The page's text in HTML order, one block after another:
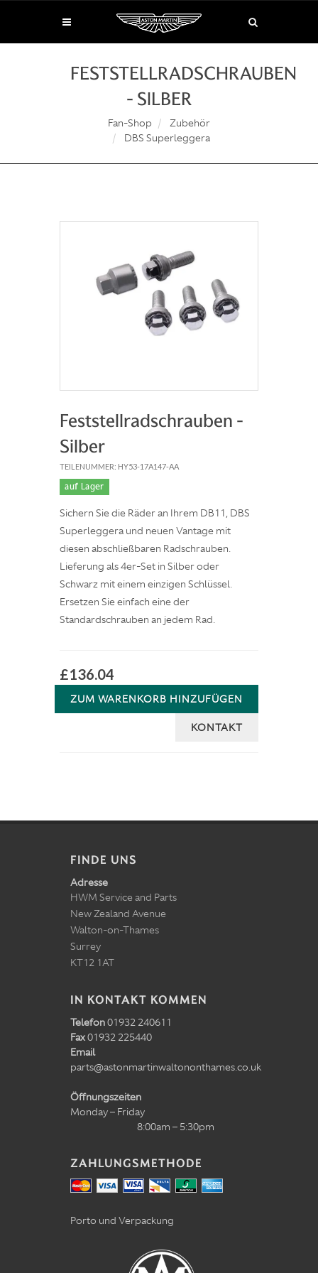
FESTSTELLRADSCHRAUBEN
- SILBER
Fan-Shop
Zubehör
DBS Superleggera
Feststellradschrauben -
Silber
TEILENUMMER: HY53-17A147-AA
auf Lager
Sichern Sie die Räder an Ihrem DB11, DBS
Superleggera und neuen Vantage mit
diesen abschließbaren Radschrauben.
Lieferung als 4er-Set in Silber oder
Schwarz mit einem einzigen Schlüssel.
Ersetzen Sie einfach eine der
Standardschrauben an jedem Rad.
£136.04
ZUM WARENKORB HINZUFÜGEN
KONTAKT
FINDE UNS
Adresse
HWM Service and Parts
New Zealand Avenue
Walton-on-Thames
Surrey
KT12 1AT
IN KONTAKT KOMMEN
Telefon01932 240611
Fax01932 225440
Email
parts@astonmartinwaltononthames.co.uk
Öffnungszeiten
Monday – Friday
8:00am – 5:30pm
ZAHLUNGSMETHODE
Porto und Verpackung